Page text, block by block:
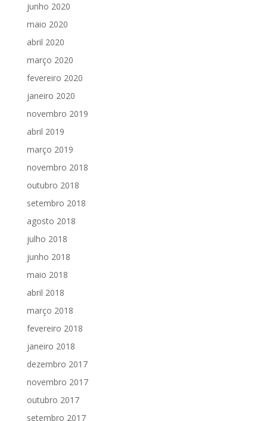
junho 2020
maio 2020
abril 2020
março 2020
fevereiro 2020
janeiro 2020
novembro 2019
abril 2019
março 2019
novembro 2018
outubro 2018
setembro 2018
agosto 2018
julho 2018
junho 2018
maio 2018
abril 2018
março 2018
fevereiro 2018
janeiro 2018
dezembro 2017
novembro 2017
outubro 2017
setembro 2017